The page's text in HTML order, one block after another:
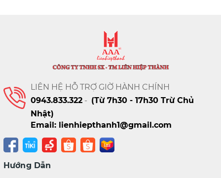
LIÊN HỆ HỖ TRỢ GIỜ HÀNH CHÍNH
0943.833.322 - (Từ 7h30 - 17h30 Trừ Chủ
Nhật)
Email: lienhiepthanh1@gmail.com
Hướng Dẫn